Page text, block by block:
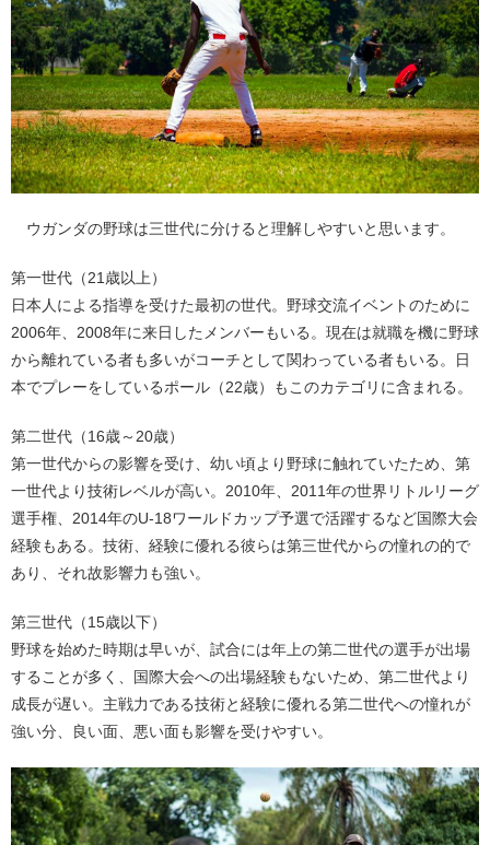
ウガンダの野球は三世代に分けると理解しやすいと思います。
第一世代（21歳以上）
日本人による指導を受けた最初の世代。野球交流イベントのために
2006年、2008年に来日したメンバーもいる。現在は就職を機に野球
から離れている者も多いがコーチとして関わっている者もいる。日
本でプレーをしているポール（22歳）もこのカテゴリに含まれる。
第二世代（16歳～20歳）
第一世代からの影響を受け、幼い頃より野球に触れていたため、第
一世代より技術レベルが高い。2010年、2011年の世界リトルリーグ
選手権、2014年のU-18ワールドカップ予選で活躍するなど国際大会
経験もある。技術、経験に優れる彼らは第三世代からの憧れの的で
あり、それ故影響力も強い。
第三世代（15歳以下）
野球を始めた時期は早いが、試合には年上の第二世代の選手が出場
することが多く、国際大会への出場経験もないため、第二世代より
成長が遅い。主戦力である技術と経験に優れる第二世代への憧れが
強い分、良い面、悪い面も影響を受けやすい。